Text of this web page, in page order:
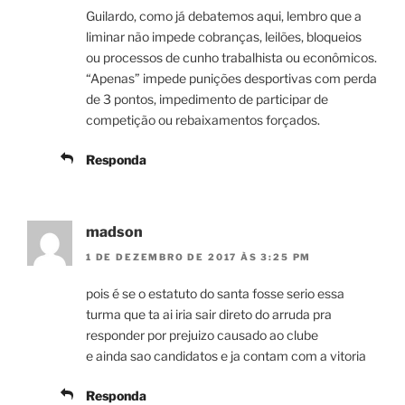
Guilardo, como já debatemos aqui, lembro que a
liminar não impede cobranças, leilões, bloqueios
ou processos de cunho trabalhista ou econômicos.
“Apenas” impede punições desportivas com perda
de 3 pontos, impedimento de participar de
competição ou rebaixamentos forçados.
Responda
madson
1 DE DEZEMBRO DE 2017 ÀS 3:25 PM
pois é se o estatuto do santa fosse serio essa
turma que ta ai iria sair direto do arruda pra
responder por prejuizo causado ao clube
e ainda sao candidatos e ja contam com a vitoria
Responda